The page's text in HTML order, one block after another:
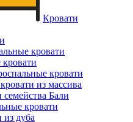
Кровати
кровати
кровати
кровати
из массива
семейства Бали
кровати
из дуба